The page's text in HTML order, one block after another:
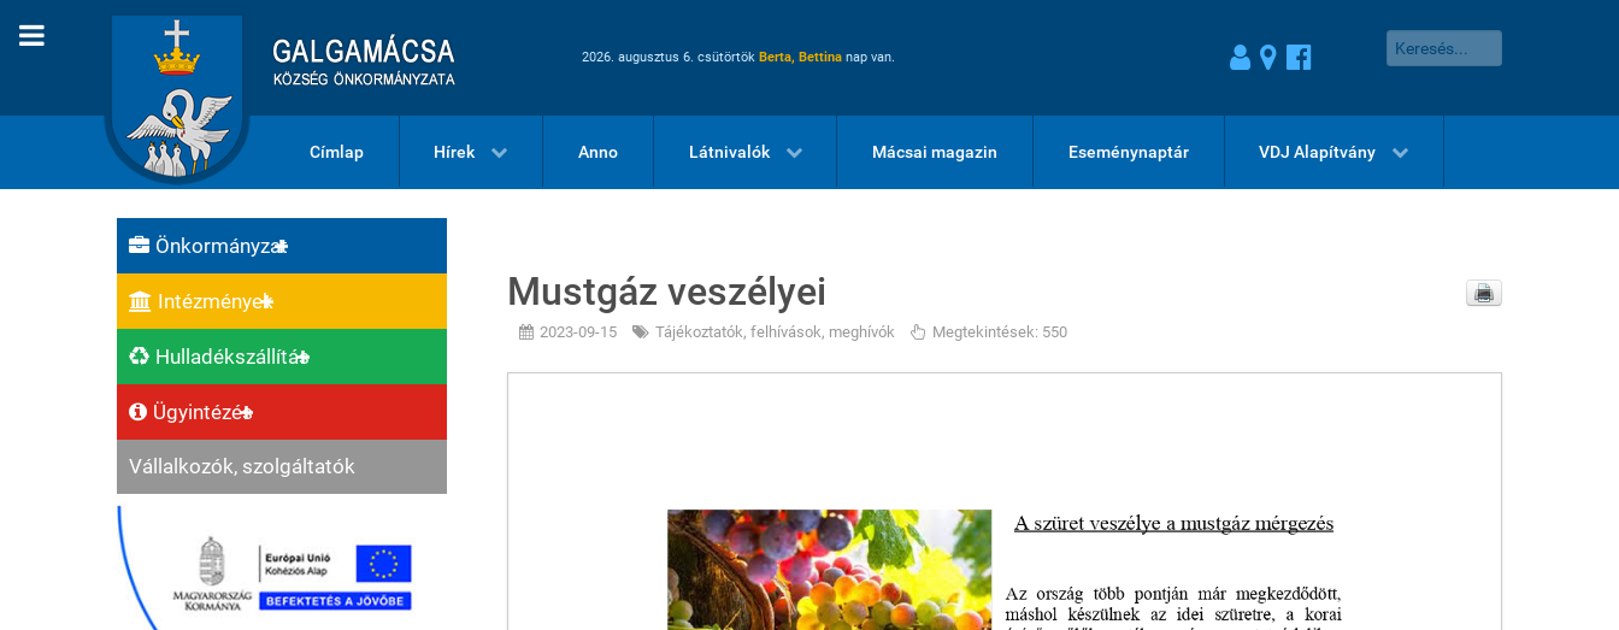
2026. augusztus 6. csütörtök Berta, Bettina nap van.
Címlap Hírek Anno Látnivalók Mácsai magazin Eseménynaptár VDJ Alapítvány
Önkormányzat
Intézmények
Hulladékszállítás
Ügyintézés
Vállalkozók, szolgáltatók
Mustgáz veszélyei
2023-09-15 Tájékoztatók, felhívások, meghívók Megtekintések: 550